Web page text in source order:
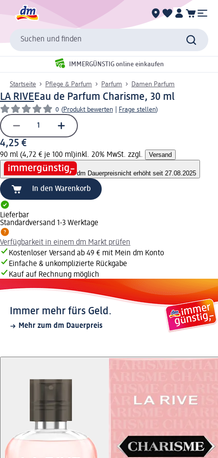
Suchen und finden
IMMERGÜNSTIG online einkaufen
Startseite Pflege & Parfum Parfum Damen Parfum
LA RIVEEau de Parfum Charisme, 30 ml
0 (Produkt bewerten Frage stellen)
4,25 €
90 ml (4,72 € je 100 ml)inkl. 20% MwSt. zzgl. Versand
dm Dauerpreisnicht erhöht seit 27.08.2025
In den Warenkorb
Lieferbar
Standardversand 1-3 Werktage
Verfügbarkeit in einem dm Markt prüfen
Kostenloser Versand ab 49 € mit Mein dm Konto
Einfache & unkomplizierte Rückgabe
Kauf auf Rechnung möglich
Immer mehr fürs Geld.
Mehr zum dm Dauerpreis